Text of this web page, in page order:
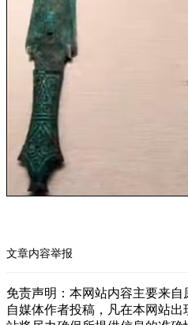
文章内容举报
免责声明：本网站内容主要来
自媒体作者投稿，凡在本网站